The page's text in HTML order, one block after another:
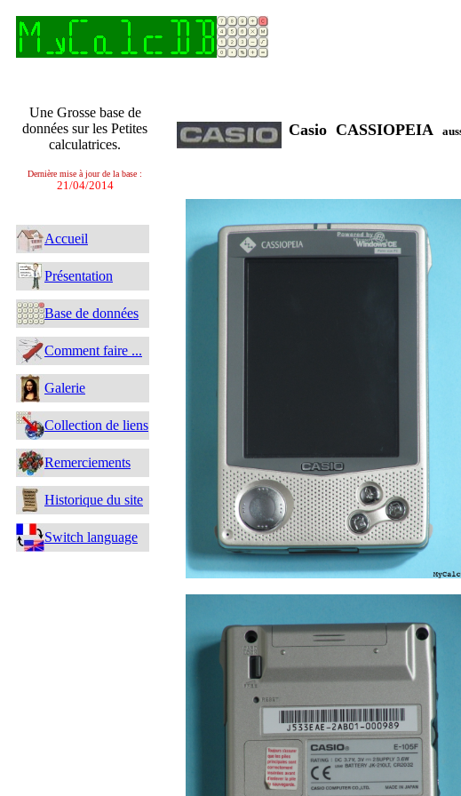
Une Grosse base de
données sur les Petites
calculatrices.
Dernière mise à jour de la base :
21/04/2014
Accueil
Présentation
Base de données
Comment faire ...
Galerie
Collection de liens
Remerciements
Historique du site
Switch language
Casio CASSIOPEIA